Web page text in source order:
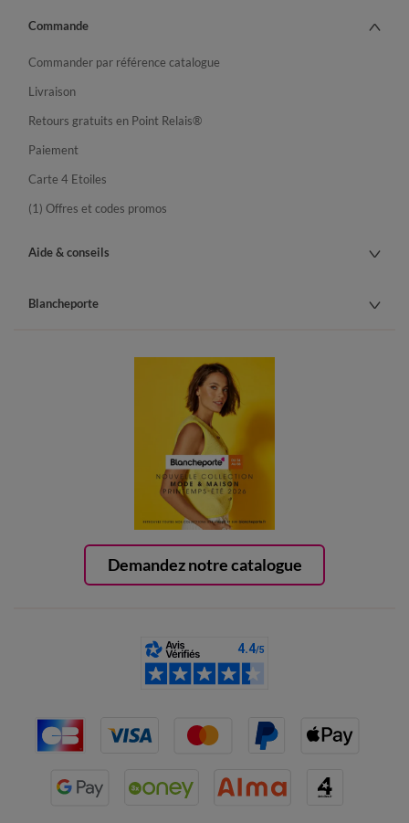
Demandez notre catalogue
Commande
Commander par référence catalogue
Livraison
Retours gratuits en Point Relais®
Paiement
Carte 4 Etoiles
(1) Offres et codes promos
Aide & conseils
Blancheporte